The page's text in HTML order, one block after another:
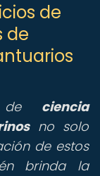
de
de
de ciencia
no solo
de estos
brinda la